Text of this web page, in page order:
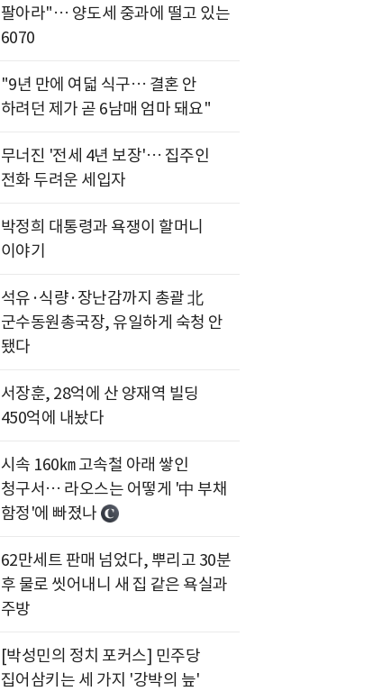
팔아라"… 양도세 중과에 떨고 있는
6070
"9년 만에 여덟 식구… 결혼 안
하려던 제가 곧 6남매 엄마 돼요"
무너진 '전세 4년 보장'… 집주인
전화 두려운 세입자
박정희 대통령과 욕쟁이 할머니
이야기
석유·식량·장난감까지 총괄 北
군수동원총국장, 유일하게 숙청 안
됐다
서장훈, 28억에 산 양재역 빌딩
450억에 내놨다
시속 160㎞ 고속철 아래 쌓인
청구서… 라오스는 어떻게 '中 부채
함정'에 빠졌나
62만세트 판매 넘었다, 뿌리고 30분
후 물로 씻어내니 새 집 같은 욕실과
주방
[박성민의 정치 포커스] 민주당
집어삼키는 세 가지 '강박의 늪'